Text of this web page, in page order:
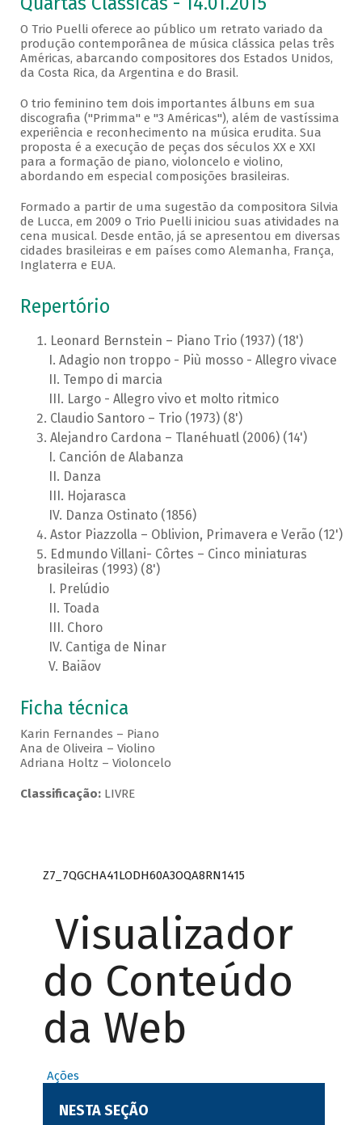
O Trio Puelli oferece ao público um retrato variado da
produção contemporânea de música clássica pelas três
Américas, abarcando compositores dos Estados Unidos,
da Costa Rica, da Argentina e do Brasil.
O trio feminino tem dois importantes álbuns em sua
discografia ("Primma" e "3 Américas"), além de vastíssima
experiência e reconhecimento na música erudita. Sua
proposta é a execução de peças dos séculos XX e XXI
para a formação de piano, violoncelo e violino,
abordando em especial composições brasileiras.
Formado a partir de uma sugestão da compositora Silvia
de Lucca, em 2009 o Trio Puelli iniciou suas atividades na
cena musical. Desde então, já se apresentou em diversas
cidades brasileiras e em países como Alemanha, França,
Inglaterra e EUA.
Repertório
Leonard Bernstein – Piano Trio (1937) (18')
Adagio non troppo - Più mosso - Allegro vivace
Tempo di marcia
Largo - Allegro vivo et molto ritmico
Claudio Santoro – Trio (1973) (8')
Alejandro Cardona – Tlanéhuatl (2006) (14')
Canción de Alabanza
Danza
Hojarasca
Danza Ostinato (1856)
Astor Piazzolla – Oblivion, Primavera e Verão (12')
Edmundo Villani- Côrtes – Cinco miniaturas
brasileiras (1993) (8')
Prelúdio
Toada
Choro
Cantiga de Ninar
Baiãov
Ficha técnica
Karin Fernandes – Piano
Ana de Oliveira – Violino
Adriana Holtz – Violoncelo
Classificação:LIVRE
Z7_7QGCHA41LODH60A3OQA8RN1415
Visualizador
do Conteúdo
da Web
Ações
NESTA SEÇÃO